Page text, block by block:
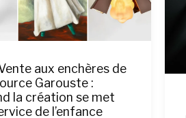
aux enchères de
Garouste :
la création se met
de l’enfance